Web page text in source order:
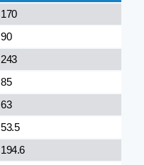
170
90
243
85
63
53.5
194.6